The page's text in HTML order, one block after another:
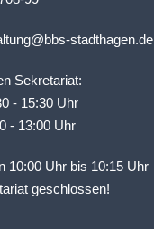
stadthagen.de
Sekretariat:
- 15:30 Uhr
Uhr
10:00 Uhr bis 10:15 Uhr
geschlossen!